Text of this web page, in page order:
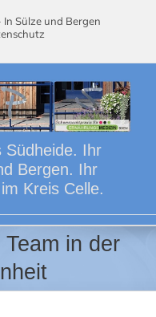
Sülze und Bergen
Südheide. Ihr
Bergen. Ihr
Kreis Celle.
in der